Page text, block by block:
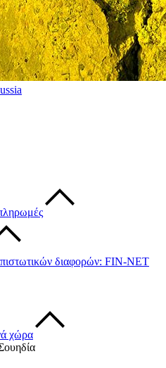
διαφορών: FIN-NET
χώρα